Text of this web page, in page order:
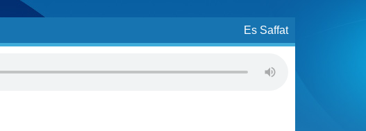
Es Saffat